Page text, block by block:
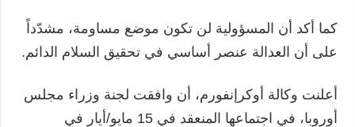
كما أكد أن المسؤولية لن تكون موضع مساومة، مشدّداً
على أن العدالة عنصر أساسي في تحقيق السلام الدائم.
أعلنت وكالة أوكرإنفورم، أن وافقت لجنة وزراء مجلس
أوروبا، في اجتماعها المنعقد في 15 مايو/أيار في